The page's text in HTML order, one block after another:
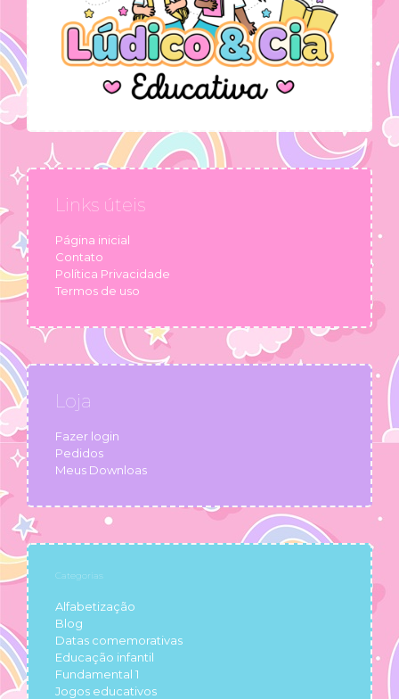
Links úteis
Página inicial
Contato
Política Privacidade
Termos de uso
Loja
Fazer login
Pedidos
Meus Downloas
Categorias
Alfabetização
Blog
Datas comemorativas
Educação infantil
Fundamental 1
Jogos educativos